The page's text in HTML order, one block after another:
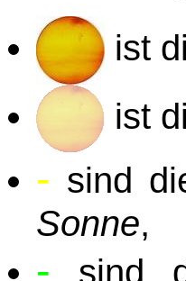
ist
ist
- sind
Sonne,
- sind